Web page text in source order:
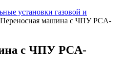
установки газовой и
Переносная машина с ЧПУ PCA-
с ЧПУ PCA-